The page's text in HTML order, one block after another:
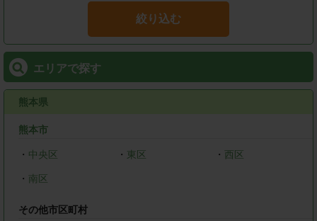
絞り込む
エリアで探す
熊本県
熊本市
・ 中央区 ・ 東区 ・ 西区
・ 南区
その他市区町村